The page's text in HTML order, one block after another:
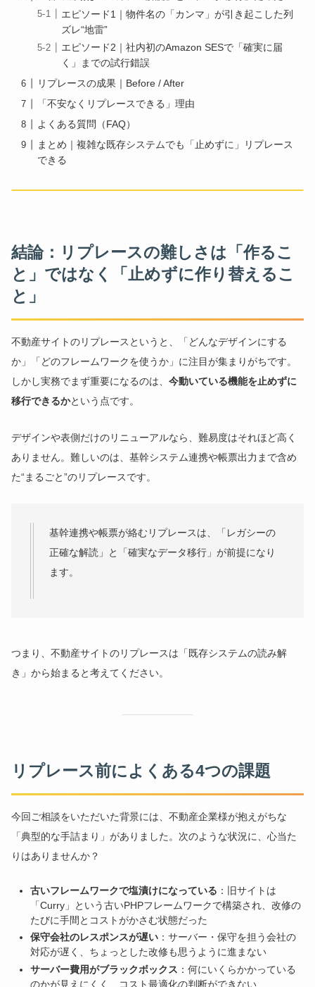
エピソード1｜物件名の「カンマ」が引き起こした列
ズレ“地雷”
エピソード2｜社内初のAmazon SESで「確実に届
く」までの試行錯誤
リプレースの成果｜Before / After
「不安なくリプレースできる」理由
よくある質問（FAQ）
まとめ｜複雑な既存システムでも「止めずに」リプレース
できる
結論：リプレースの難しさは「作るこ
と」ではなく「止めずに作り替えるこ
と」
不動産サイトのリプレースというと、「どんなデザインにする
か」「どのフレームワークを使うか」に注目が集まりがちです。
しかし実務でまず重要になるのは、今動いている機能を止めずに
移行できるかという点です。
デザインや表側だけのリニューアルなら、難易度はそれほど高く
ありません。難しいのは、基幹システム連携や帳票出力まで含め
た“まるごと”のリプレースです。
基幹連携や帳票が絡むリプレースは、「レガシーの
正確な解読」と「確実なデータ移行」が前提になり
ます。
つまり、不動産サイトのリプレースは「既存システムの読み解
き」から始まると考えてください。
リプレース前によくある4つの課題
今回ご相談をいただいた背景には、不動産企業様が抱えがちな
「典型的な手詰まり」がありました。次のような状況に、心当た
りはありませんか？
古いフレームワークで塩漬けになっている ：旧サイトは
「Curry」という古いPHPフレームワークで構築され、改修の
たびに手間とコストがかさむ状態だった
保守会社のレスポンスが遅い ：サーバー・保守を担う会社の
対応が遅く、ちょっとした改修も思うように進まない
サーバー費用がブラックボックス ：何にいくらかかっている
のかが見えにくく、コスト最適化の判断ができない